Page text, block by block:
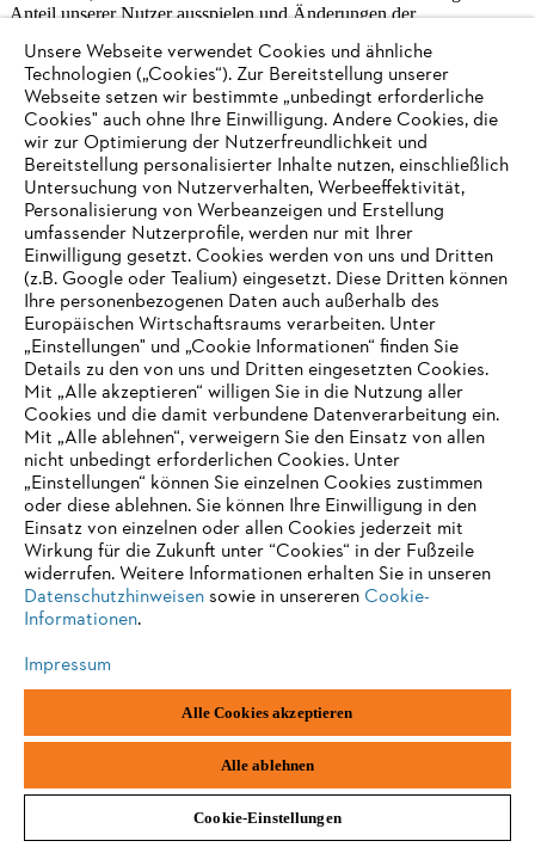
Anteil unserer Nutzer ausspielen und Änderungen der
Unterdienst von Google Analytics (siehe Abschnitt a.).
Bei der Nutzung des Dienstes werden Cookies gesetzt. Die
hierdurch erzeugten Informationen über Ihre Benutzung unserer
Webseite werden in der Regel an einen Server von Google in den
USA (Google LLC, 1600 Amphitheatre Parkway, Mountain View,
CA 94043, USA) übertragen und dort gespeichert. Wir nutzen
Google Optimize dabei mit aktivierter IP-Anonymisierung, so dass
Ihre IP-Adresse von Google noch innerhalb der EU/des EWR
gekürzt wird. Nur in Ausnahmefällen wird die volle IP-Adresse an
einen Server von Google in den USA übertragen und dort gekürzt.
Google wird diese Informationen benutzen, um Ihre Nutzung
unserer Webseite auszuwerten, um Reports über die
Optimierungstest und die zugehörigen Webseitenaktivitäten
zusammenzustellen und um weitere mit der Webseitennutzung und
der Internetnutzung verbundene Dienstleistungen uns gegenüber zu
erbringen.
DieRechtsgrundlage für die Datenverarbeitung ist Ihre
Einwilligung nach Art. 6 Abs. 1 it. a sowie Art. 49 Abs. 1 lit. a
DSGVO. Diese Einwilligung können Sie jederzeit mit Wirkung für
die Zukunft durch Anpassen Ihrer Einstellungen im Consent
Manager widerrufen.
(c) YouTube
Auf unserer Website betten wir Videoinhalte über YouTube ein.
YouTube wird von Google Ireland Limited, Gordon House, Barrow
Street, Dublin 4, Irland ("Google Ltd", zusammen mit anderen
Google-Unternehmen der Alphabet Inc. "Google") bereitgestellt.
Kategorien von personenbezogenen Daten
Unsere Webseite verwendet Cookies und ähnliche
Technologien („Cookies“). Zur Bereitstellung unserer
Webseite setzen wir bestimmte „unbedingt erforderliche
Cookies" auch ohne Ihre Einwilligung. Andere Cookies, die
wir zur Optimierung der Nutzerfreundlichkeit und
Bereitstellung personalisierter Inhalte nutzen, einschließlich
Untersuchung von Nutzerverhalten, Werbeeffektivität,
Personalisierung von Werbeanzeigen und Erstellung
umfassender Nutzerprofile, werden nur mit Ihrer
Einwilligung gesetzt. Cookies werden von uns und Dritten
(z.B. Google oder Tealium) eingesetzt. Diese Dritten können
Ihre personenbezogenen Daten auch außerhalb des
Europäischen Wirtschaftsraums verarbeiten. Unter
„Einstellungen" und „Cookie Informationen“ finden Sie
Details zu den von uns und Dritten eingesetzten Cookies.
Mit „Alle akzeptieren“ willigen Sie in die Nutzung aller
Cookies und die damit verbundene Datenverarbeitung ein.
Mit „Alle ablehnen“, verweigern Sie den Einsatz von allen
nicht unbedingt erforderlichen Cookies. Unter
„Einstellungen“ können Sie einzelnen Cookies zustimmen
oder diese ablehnen. Sie können Ihre Einwilligung in den
Einsatz von einzelnen oder allen Cookies jederzeit mit
Wirkung für die Zukunft unter “Cookies“ in der Fußzeile
widerrufen. Weitere Informationen erhalten Sie in unseren
Datenschutzhinweisensowie in unsereren Cookie-
Informationen.
Impressum
Alle Cookies akzeptieren
Alle ablehnen
Cookie-Einstellungen